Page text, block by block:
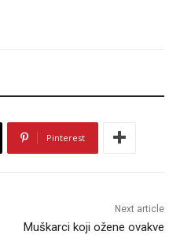
Pinterest
Next article
Muškarci koji ožene ovakve